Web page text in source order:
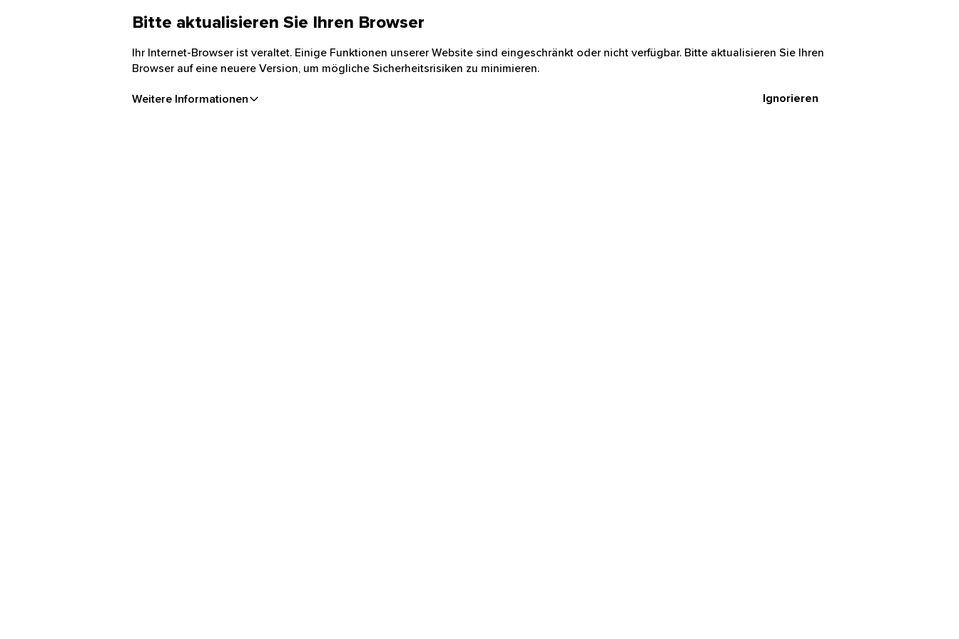
Bitte aktualisieren Sie Ihren Browser
Ihr Internet-Browser ist veraltet. Einige Funktionen unserer Website sind eingeschränkt oder nicht verfügbar. Bitte aktualisieren Sie Ihren
Browser auf eine neuere Version, um mögliche Sicherheitsrisiken zu minimieren.
Weitere Informationen Ignorieren